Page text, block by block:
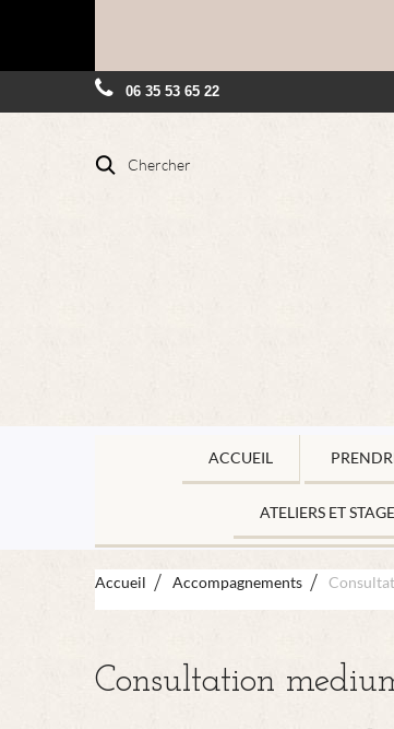
06 35 53 65 22
Chercher
ACCUEIL
ATELIERS ET
Accueil Accompagnements
Consultation